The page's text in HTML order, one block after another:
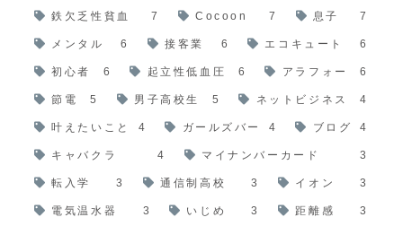
鉄欠乏性貧血 7 Cocoon 7 息子 7
メンタル 6 接客業 6 エコキュート 6
初心者 6 起立性低血圧 6 アラフォー 6
節電 5 男子高校生 5 ネットビジネス 4
叶えたいこと 4 ガールズバー 4 ブログ 4
キャバクラ 4 マイナンバーカード 3
転入学 3 通信制高校 3 イオン 3
電気温水器 3 いじめ 3 距離感 3